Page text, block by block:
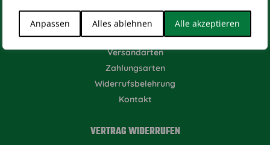
Anpassen Alles ablehnen Alle akzeptieren
HILFE & KONTAKT
Versandarten
Zahlungsarten
Widerrufsbelehrung
Kontakt
VERTRAG WIDERRUFEN